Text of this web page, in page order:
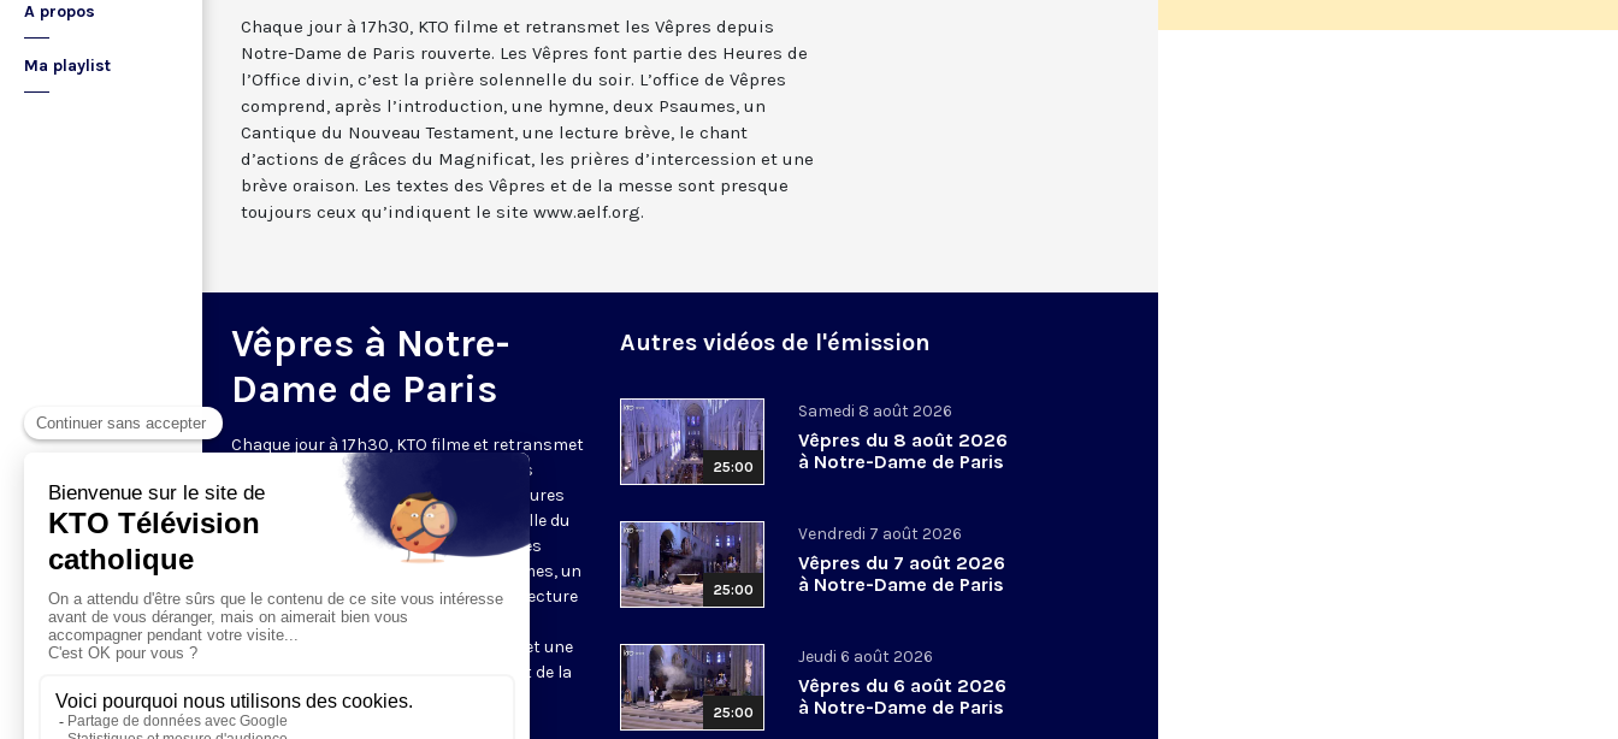
A propos
Ma playlist
Chaque jour à 17h30, KTO filme et retransmet les Vêpres depuis
Notre-Dame de Paris rouverte. Les Vêpres font partie des Heures de
l’Office divin, c’est la prière solennelle du soir. L’office de Vêpres
comprend, après l’introduction, une hymne, deux Psaumes, un
Cantique du Nouveau Testament, une lecture brève, le chant
d’actions de grâces du Magnificat, les prières d’intercession et une
brève oraison. Les textes des Vêpres et de la messe sont presque
toujours ceux qu’indiquent le site www.aelf.org.
Vêpres à Notre-
Dame de Paris
Chaque jour à 17h30, KTO filme et retransmet
les Vêpres depuis Notre-Dame de Paris
rouverte. Les Vêpres font partie des Heures
de l’Office divin, c’est la prière solennelle du
soir. L’office de Vêpres comprend, après
l’introduction, une hymne, deux Psaumes, un
Cantique du Nouveau Testament, une lecture
brève, le chant d’actions de grâces du
Magnificat, les prières d’intercession et une
brève oraison. Les textes des Vêpres et de la
messe sont presque toujours ceux
qu’indiquent le site
Autres vidéos de l'émission
25:00
Samedi 8 août 2026
Vêpres du 8 août 2026
à Notre-Dame de Paris
25:00
Vendredi 7 août 2026
Vêpres du 7 août 2026
à Notre-Dame de Paris
25:00
Jeudi 6 août 2026
Vêpres du 6 août 2026
à Notre-Dame de Paris